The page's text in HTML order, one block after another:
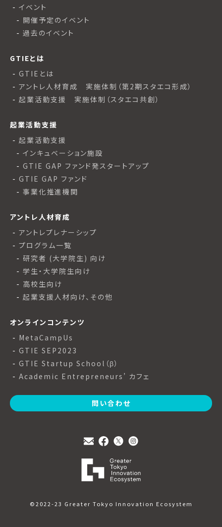
イベント
開催予定のイベント
過去のイベント
GTIEとは
GTIEとは
アントレ人材育成 実施体制（第2期スタエコ形成）
起業活動支援 実施体制（スタエコ共創）
起業活動支援
起業活動支援
インキュベーション施設
GTIE GAP ファンド発スタートアップ
GTIE GAP ファンド
事業化推進機関
アントレ人材育成
アントレプレナーシップ
プログラム一覧
研究者 (大学院生) 向け
学生・大学院生向け
高校生向け
起業支援人材向け、その他
オンラインコンテンツ
MetaCampUs
GTIE SEP2023
GTIE Startup School（β）
Academic Entrepreneurs’ カフェ
問い合わせ
©2022-23 Greater Tokyo Innovation Ecosystem